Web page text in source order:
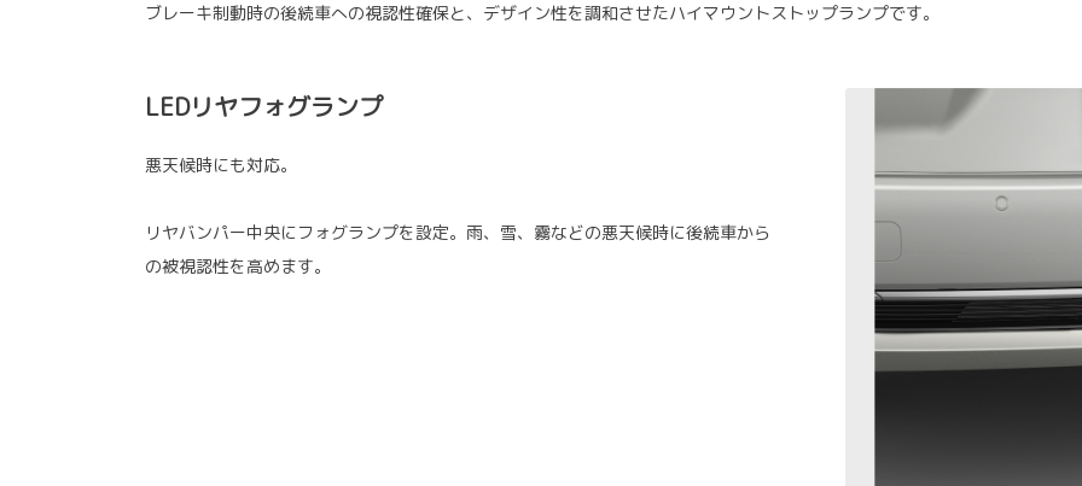
ブレーキ制動時の後続車への視認性確保と、デザイン性を調和させたハイマウントストップランプです。
LEDリヤフォグランプ
悪天候時にも対応。
リヤバンパー中央にフォグランプを設定。雨、雪、霧などの悪天候時に後続車から
の被視認性を高めます。